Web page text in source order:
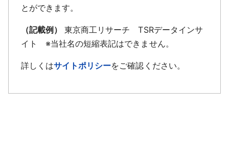
とができます。
（記載例）
東京商工リサーチ TSRデータインサ
イト ※当社名の短縮表記はできません。
詳しくはサイトポリシーをご確認ください。